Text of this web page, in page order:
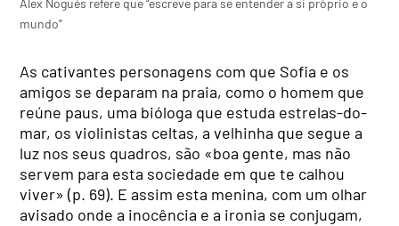
mundo”
As cativantes personagens com que Sofia e os
amigos se deparam na praia, como o homem que
reúne paus, uma bióloga que estuda estrelas-do-
mar, os violinistas celtas, a velhinha que segue a
luz nos seus quadros, são «boa gente, mas não
servem para esta sociedade em que te calhou
viver» (p. 69). E assim esta menina, com um olhar
avisado onde a inocência e a ironia se conjugam,